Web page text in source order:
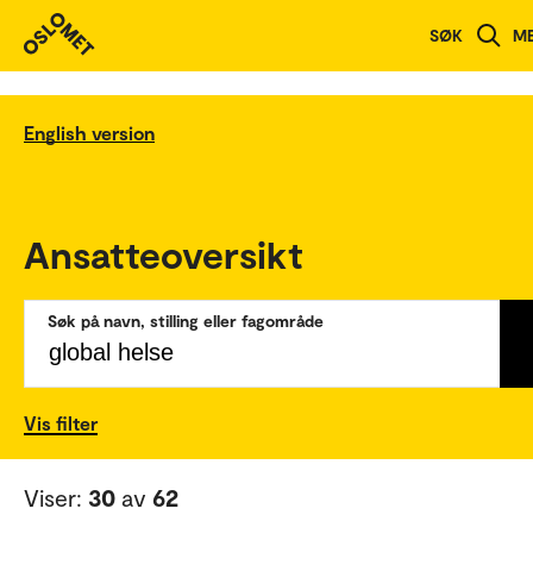
SØK
English version
Ansatteoversikt
Søk på navn, stilling eller fagområde
Vis filter
Viser: 30 av 62